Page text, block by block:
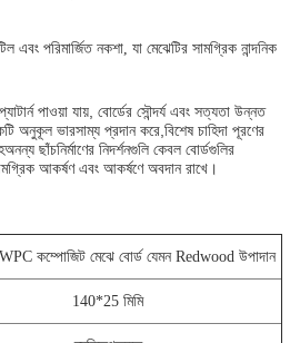
এবং পরিমার্জিত নকশা, যা মেঝেটির সামগ্রিক নান্দনিক
পাওয়া যায়, বোর্ডের সৌন্দর্য এবং সত্যতা উন্নত
অনুকূল ভারসাম্য প্রদান করে,বিশেষ চাহিদা পূরণের
ছাঁচনির্মাণের নিদর্শনগুলি কেবল বোর্ডগুলির
আকর্ষণ এবং আকর্ষণে অবদান রাখে।
কম্পোজিট মেঝে বোর্ড যেমন Redwood উপাদান
140*25 মিমি